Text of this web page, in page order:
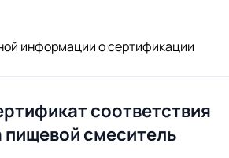
информации о сертификации
соответствия
пищевой смеситель